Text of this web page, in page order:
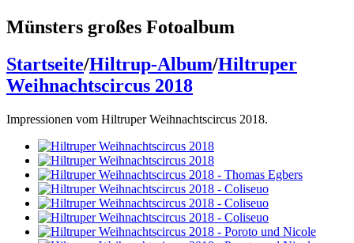
Münsters großes Fotoalbum
Startseite/Hiltrup-Album/Hiltruper
Weihnachtscircus 2018
Impressionen vom Hiltruper Weihnachtscircus 2018.